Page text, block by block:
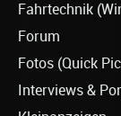
Fahrtechnik
Forum
Fotos (Quick
Interviews &